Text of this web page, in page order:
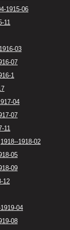
1915-06
11
03
07
1
04
07
11
1918--1918-02
05
09
12
04
08